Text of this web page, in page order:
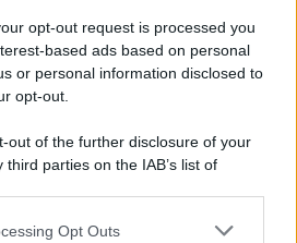
opt-out request is processed you
based ads based on personal
or personal information disclosed to
opt-out.
out of the further disclosure of your
parties on the IAB’s list of
be disclosed by us to third parties
Opt Outs